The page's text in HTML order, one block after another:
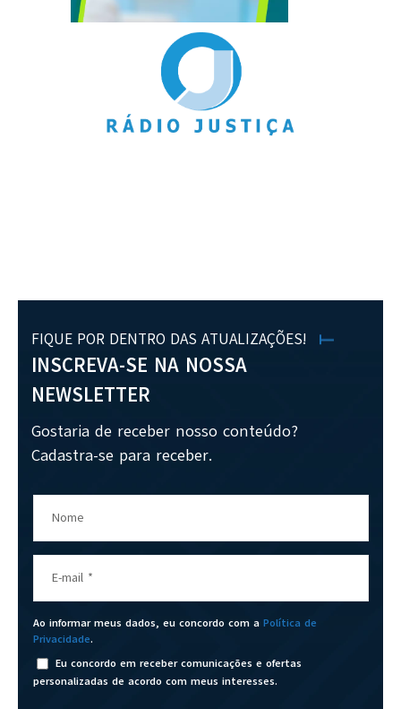
FIQUE POR DENTRO DAS ATUALIZAÇÕES!
INSCREVA-SE NA NOSSA
NEWSLETTER
Gostaria de receber nosso conteúdo?
Cadastra-se para receber.
Nome
E-mail *
Ao informar meus dados, eu concordo com a Política de
Privacidade.
Eu concordo em receber comunicações e ofertas
personalizadas de acordo com meus interesses.